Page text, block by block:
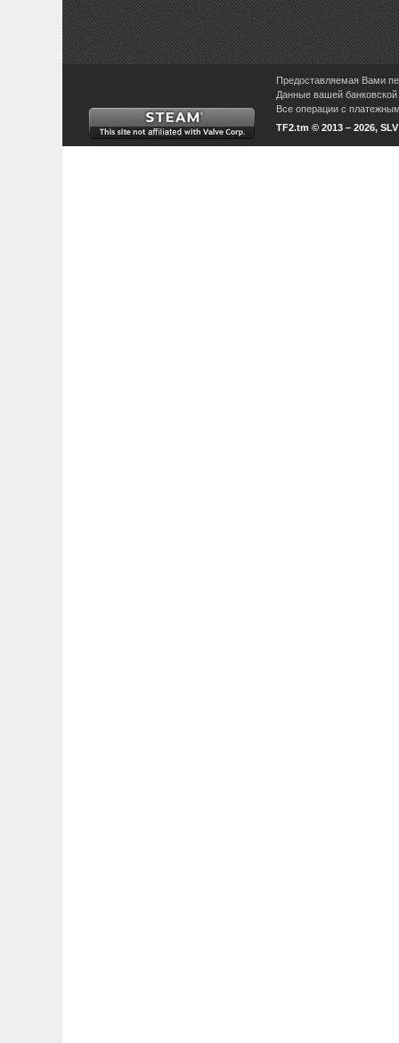
Предоставляемая Вами
Данные вашей
Все операции с
TF2.tm © 2013 – 2026,